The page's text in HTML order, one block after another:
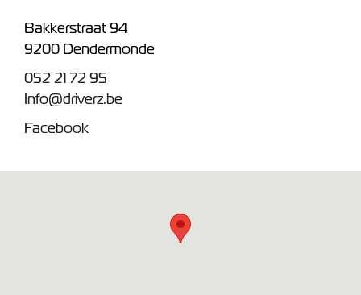
Bakkerstraat 94
9200 Dendermonde
052 21 72 95
Info@driverz.be
Facebook